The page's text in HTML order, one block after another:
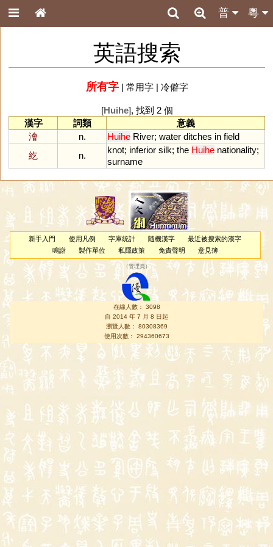
粵
普
英語搜索
所有字| 常用字| 冷僻字
[Huihe], 找到 2 個
漢字
詞類
意義
澮
n. Huihe River; water ditches in field
紇
n.
knot; inferior silk; the Huihe nationality;
surname
新手入門 使用凡例 字庫統計 隨機漢字
最近被搜索的漢字
鳴謝
製作單位 私隱政策 免責聲明 意見簿
（管理員 ）
在線人數： 3098
自 2014 年 7 月 8 日起
瀏覽人數： 80308369
使用次數： 294360673